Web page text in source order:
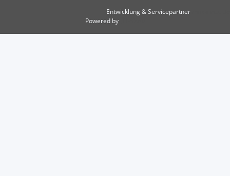
Entwicklung & Servicepartner
Powered by